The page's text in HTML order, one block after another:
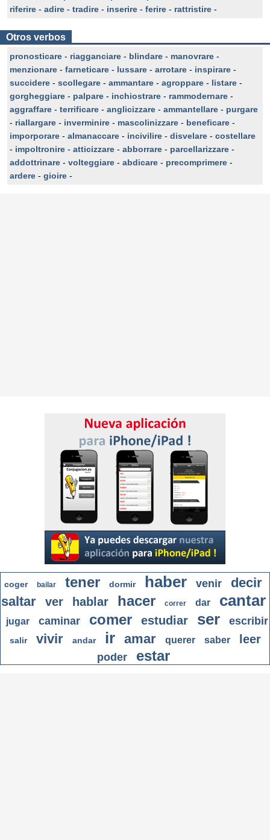
riferire - adire - tradire - inserire - ferire - rattristire -
Otros verbos
pronosticare - riagganciare - blindare - manovrare -
menzionare - farneticare - lussare - arrotare - inspirare -
succidere - scollegare - ammantare - agroppare - listare -
gorgheggiare - palpare - inchiostrare - rammodernare -
aggraffare - terrificare - anglicizzare - ammantellare - purgare
- riallargare - inverminire - mascolinizzare - beneficare -
imporporare - almanaccare - incivilire - disvelare - costellare
- impoltronire - atticizzare - abborrare - parcellarizzare -
addottrinare - volteggiare - abdicare - precomprimere -
ardere - gioire -
coger bailar tener dormir haber venir
decir
saltar
ver hablar hacer correr dar cantar
jugar caminar comer estudiar ser escribir
salir vivir andar ir amar querer saber leer
poder estar